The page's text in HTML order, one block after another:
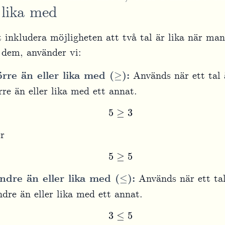
med
inkludera möjligheten att två tal är lika när man
använder vi:
än eller lika med (≥ ): Används när ett tal
än eller lika med ett annat.
5≥3
5≥5
än eller lika med ( ≤ ): Används när ett
än eller lika med ett annat.
3≤5